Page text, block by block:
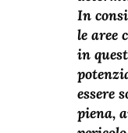
In
le aree
in
essere
piena,